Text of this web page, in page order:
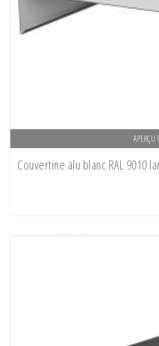
APERÇU
Couvertine alu blanc RAL 9010